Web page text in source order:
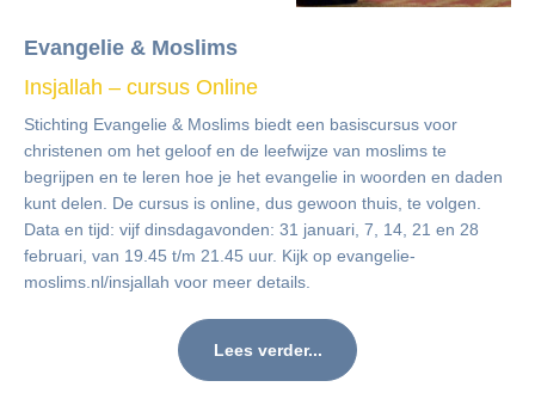
Evangelie & Moslims
Insjallah – cursus Online
Stichting Evangelie & Moslims biedt een basiscursus voor
christenen om het geloof en de leefwijze van moslims te
begrijpen en te leren hoe je het evangelie in woorden en daden
kunt delen. De cursus is online, dus gewoon thuis, te volgen.
Data en tijd: vijf dinsdagavonden: 31 januari, 7, 14, 21 en 28
februari, van 19.45 t/m 21.45 uur. Kijk op evangelie-
moslims.nl/insjallah voor meer details.
Lees verder...